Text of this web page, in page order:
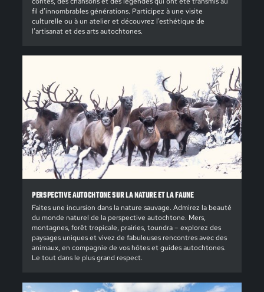
fil d’innombrables générations. Participez à une visite
culturelle ou à un atelier et découvrez l’esthétique de
l’artisanat et des arts autochtones.
PERSPECTIVE AUTOCHTONE SUR LA NATURE ET LA FAUNE
Faites une incursion dans la nature sauvage. Admirez la beauté
du monde naturel de la perspective autochtone. Mers,
montagnes, forêt tropicale, prairies, toundra – explorez des
paysages uniques et vivez de fabuleuses rencontres avec des
animaux, en compagnie de vos hôtes et guides autochtones.
Le tout dans le plus grand respect.